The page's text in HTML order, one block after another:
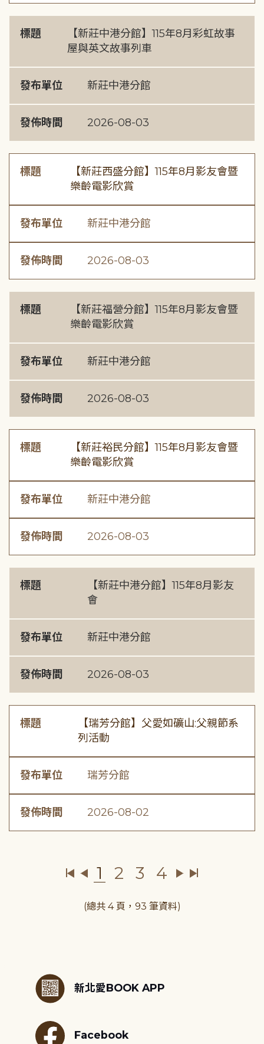
標題
【新莊中港分館】115年8月彩虹故事
屋與英文故事列車
發布單位 新莊中港分館
發佈時間 2026-08-03
標題
【新莊西盛分館】115年8月影友會暨
樂齡電影欣賞
發布單位 新莊中港分館
發佈時間 2026-08-03
標題
【新莊福營分館】115年8月影友會暨
樂齡電影欣賞
發布單位 新莊中港分館
發佈時間 2026-08-03
標題
【新莊裕民分館】115年8月影友會暨
樂齡電影欣賞
發布單位 新莊中港分館
發佈時間 2026-08-03
標題
【新莊中港分館】115年8月影友
會
發布單位 新莊中港分館
發佈時間 2026-08-03
標題
【瑞芳分館】父愛如礦山:父親節系
列活動
發布單位 瑞芳分館
發佈時間 2026-08-02
1 2 3 4
(總共 4 頁，93 筆資料)
新北愛BOOK APP
Facebook